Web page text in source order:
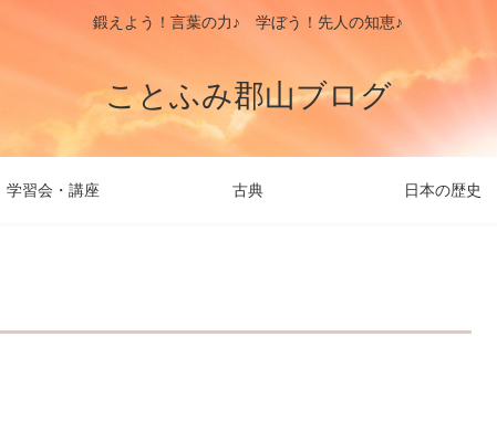
鍛えよう！言葉の力♪ 学ぼう！先人の知恵♪
ことふみ郡山ブログ
学習会・講座 古典 日本の歴史